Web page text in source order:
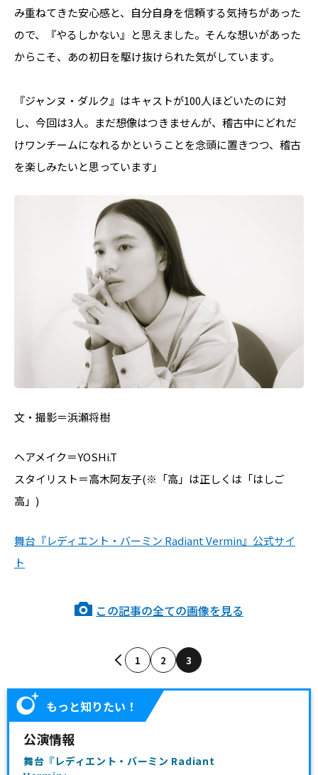
み重ねてきた安心感と、自分自身を信頼する気持ちがあった
ので、『やるしかない』と思えました。そんな想いがあった
からこそ、あの初日を駆け抜けられた気がしています。
『ジャンヌ・ダルク』はキャストが100人ほどいたのに対
し、今回は3人。まだ想像はつきませんが、稽古中にどれだ
けワンチームになれるかということを念頭に置きつつ、稽古
を楽しみたいと思っています」
文・撮影＝浜瀬将樹
ヘアメイク＝YOSHi.T
スタイリスト＝高木阿友子(※「高」は正しくは「はしご
高」)
舞台『レディエント・バーミン Radiant Vermin』公式サイ
ト
この記事の全ての画像を見る
1 2 3
もっと知りたい！
公演情報
舞台『レディエント・バーミン Radiant